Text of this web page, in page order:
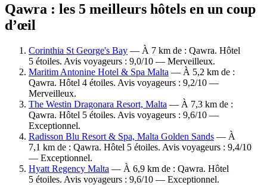
Qawra : les 5 meilleurs hôtels en un coup
d’œil
Corinthia St George's Bay — À 7 km de : Qawra. Hôtel
5 étoiles. Avis voyageurs : 9,0/10 — Merveilleux.
Maritim Antonine Hotel & Spa Malta — À 5,2 km de :
Qawra. Hôtel 4 étoiles. Avis voyageurs : 9,2/10 —
Merveilleux.
The Westin Dragonara Resort, Malta — À 7,3 km de :
Qawra. Hôtel 5 étoiles. Avis voyageurs : 9,6/10 —
Exceptionnel.
Radisson Blu Resort & Spa, Malta Golden Sands — À
7,1 km de : Qawra. Hôtel 5 étoiles. Avis voyageurs : 9,4/10
— Exceptionnel.
Hyatt Regency Malta — À 6,9 km de : Qawra. Hôtel
5 étoiles. Avis voyageurs : 9,6/10 — Exceptionnel.